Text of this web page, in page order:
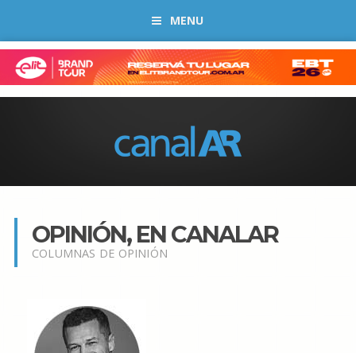
MENU
OPINIÓN, EN CANALAR
COLUMNAS DE OPINIÓN